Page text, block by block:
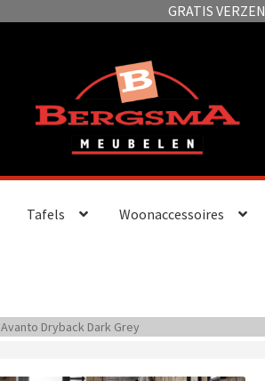
GRATIS
Tafels Woonaccessoires
Avanto Dryback Dark Grey